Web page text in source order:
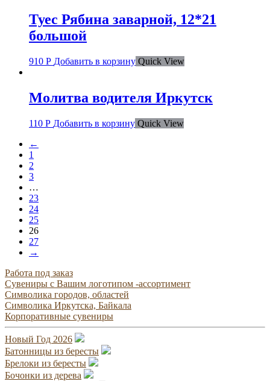
Туес Рябина заварной, 12*21
большой
910 Р Добавить в корзину Quick View
Молитва водителя Иркутск
110 Р Добавить в корзину Quick View
←
1
2
3
…
23
24
25
26
27
→
Работа под заказ
Сувениры с Вашим логотипом -ассортимент
Символика городов, областей
Символика Иркутска, Байкала
Корпоративные сувениры
Новый Год 2026
Батонницы из бересты
Брелоки из бересты
Бочонки из дерева